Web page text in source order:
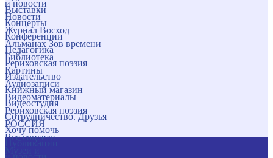
и новости
Новости
Журнал Восход
Альманах Зов времени
Библиотека
Картины
Аудиозаписи
Видеоматериалы
Рериховская поэзия
РОССИЯ
Все соцсети
Выставки
Концерты
Конференции
Педагогика
Рериховская поэзия
Издательство
Книжный магазин
Видеостудия
Сотрудничество. Друзья
Хочу помочь